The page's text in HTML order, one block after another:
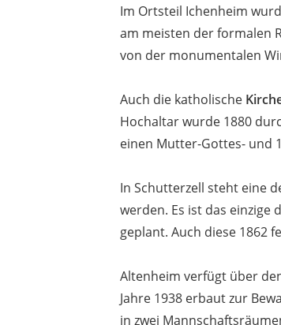
Im Ortsteil Ichenheim
am meisten der formalen
von der monumentalen
Auch die katholische
Hochaltar wurde 1880
einen Mutter-Gottes- und
In Schutterzell steht eine
werden. Es ist das einzige
geplant. Auch diese 1862
Altenheim verfügt über
Jahre 1938 erbaut zur
in zwei